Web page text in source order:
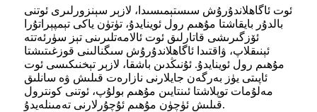
ئوت ئاگاھلاندۇرۇش سىستېمىسىدا، لازېر سېنزورلىرى ئوتنى
بالدۇر بايقاشتا مۇھىم رول ئوينايدۇ، تۈتۈن ياكى تېمپېراتۇرا
ئۆزگىرىشى قاتارلىق ئوت ئالامەتلىرىنى تېز سۈرئەتتە
ئېنىقلاپ، ۋاقتىدا ئاگاھلاندۇرۇش سىگنالىنى قوزغىتىشتا
مۇھىم رول ئوينايدۇ. ئۇنىڭدىن باشقا، لازېر تېخنىكىسى ئوت
ئاپىتى يۈز بەرگەن جايلارنى نازارەت قىلىش ۋە سانلىق
مەلۇمات توپلاشتا ئىنتايىن مۇھىم بولۇپ، ئوتنى كونترول
قىلىش ئۈچۈن مۇھىم ئۇچۇرلارنى تەمىنلەيدۇ.